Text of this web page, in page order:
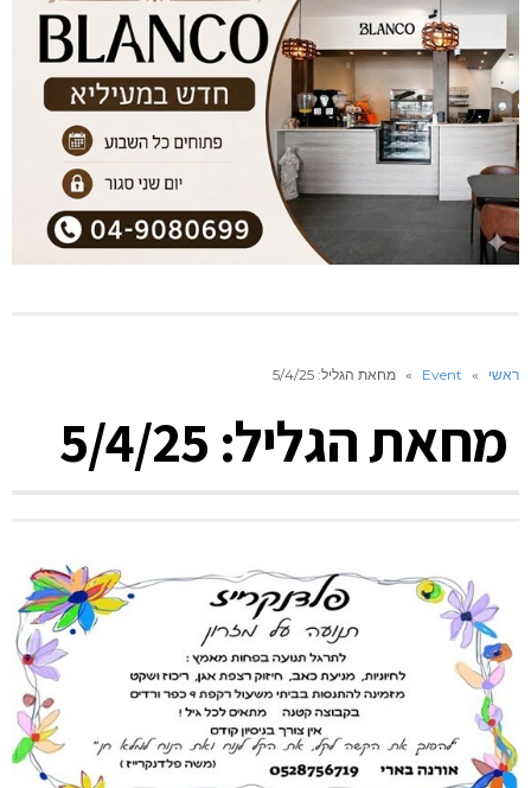
ראשי »
Event
» מחאת הגליל: 5/4/25
מחאת הגליל: 5/4/25